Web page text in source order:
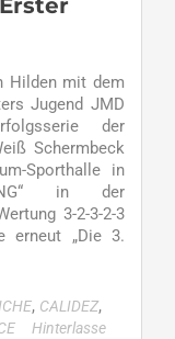
Hilden mit dem
Jugend JMD
der
Schermbeck
Sporthalle in
in der
3-2-3-2-3
erneut „Die 3.
, CALIDEZ,
Hinterlasse